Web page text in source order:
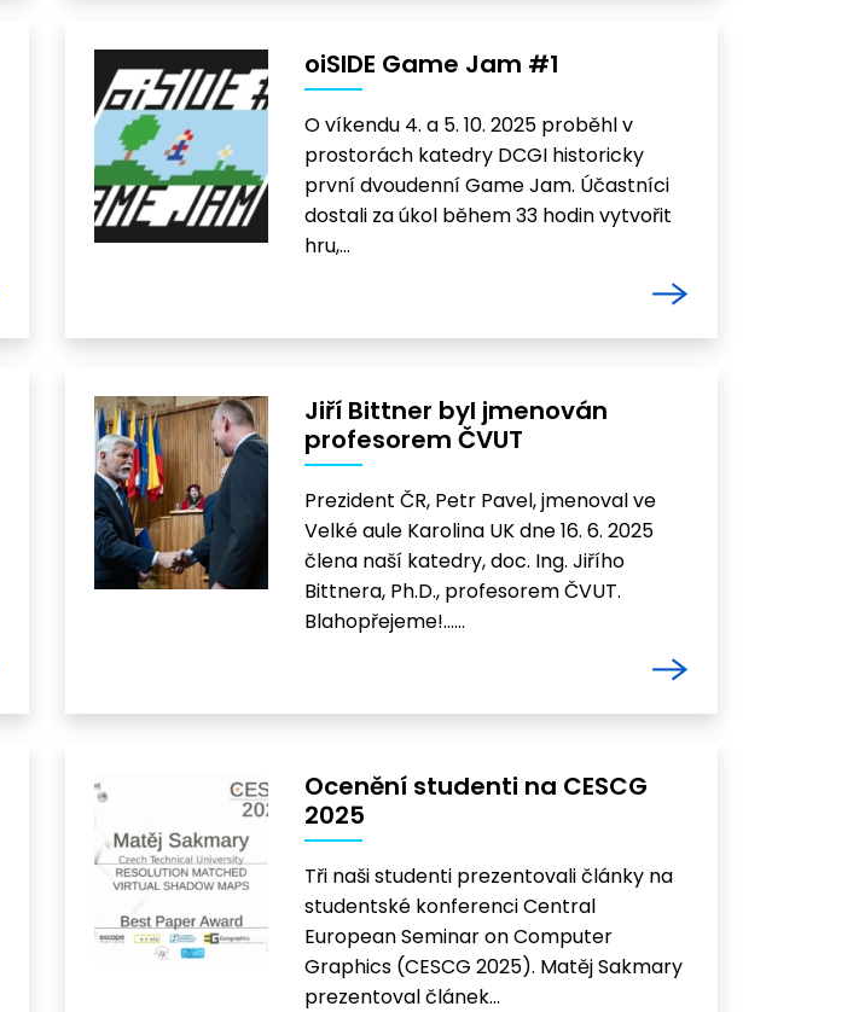
oiSIDE Game Jam #1
O víkendu 4. a 5. 10. 2025 proběhl v
prostorách katedry DCGI historicky
první dvoudenní Game Jam. Účastníci
dostali za úkol během 33 hodin vytvořit
hru,…
Jiří Bittner byl jmenován
profesorem ČVUT
Prezident ČR, Petr Pavel, jmenoval ve
Velké aule Karolina UK dne 16. 6. 2025
člena naší katedry, doc. Ing. Jiřího
Bittnera, Ph.D., profesorem ČVUT.
Blahopřejeme!……
Ocenění studenti na CESCG
2025
Tři naši studenti prezentovali články na
studentské konferenci Central
European Seminar on Computer
Graphics (CESCG 2025). Matěj Sakmary
prezentoval článek…